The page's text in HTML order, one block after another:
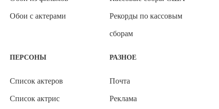
Обои с актерами Рекорды по кассовым
сборам
ПЕРСОНЫ
Список актеров
Список актрис
РАЗНОЕ
Почта
Реклама